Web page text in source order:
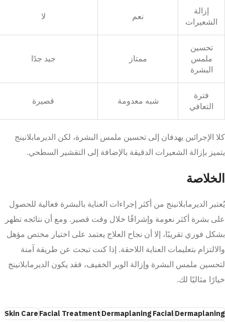
إزالة
الشعيرات
نعم لا
تحسين
ملمس
البشرة
ممتاز جيد جدًا
فترة
التعافي
شبه معدومة قصيرة
كلا الإجرائين يهدفان إلى تحسين ملمس البشرة، لكن الديرمابلانينج
يتميز بإزالة الشعيرات الدقيقة بالإضافة إلى التقشير السطحي.
الخلاصة
يُعتبر الديرمابلانينج من أكثر إجراءات العناية بالبشرة فعالية للحصول
على بشرة أكثر نعومة وإشراقًا خلال وقت قصير. ومع أن نتائجه تظهر
بشكل فوري تقريبًا، إلا أن نجاح العلاج يعتمد على اختيار مختص مؤهل
والالتزام بتعليمات العناية اللاحقة. إذا كنت تبحث عن طريقة آمنة
لتحسين ملمس البشرة وإزالة الوبر الخفيف، فقد يكون الديرمابلانينج
خيارًا مثاليًا لك.
Dermaplaning
Dermaplaning Facial
Facial Treatment
Skin Care